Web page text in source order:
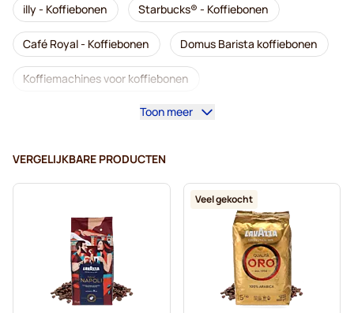
illy - Koffiebonen Starbucks® - Koffiebonen
Café Royal - Koffiebonen Domus Barista koffiebonen
Koffiemachines voor koffiebonen
Cafeïnevrij - Koffiebonen L'OR - Koffiebonen
Caffè Borbone - Koffiebonen Merrild - Koffiebonen
Garibaldi - Koffiebonen
Tonino Lamborghini - Koffiebonen
Gimoka - Koffiebonen Lavazza - Koffiebonen
Toon meer
VERGELIJKBARE PRODUCTEN
Veel gekocht